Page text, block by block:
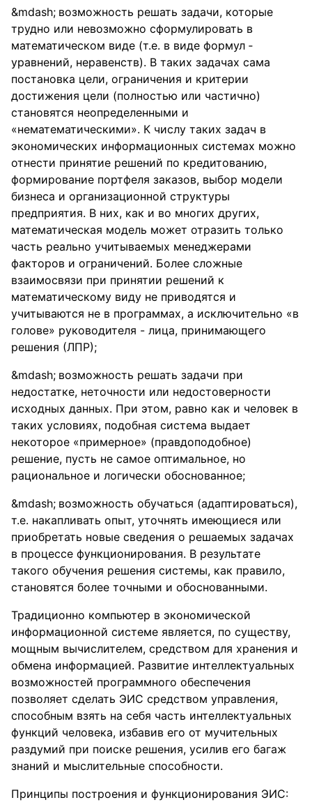
возможность решать задачи, которые
трудно или невозможно сформулировать в
математическом виде (т.е. в виде формул ‑
уравнений, неравенств). В таких задачах сама
постановка цели, ограничения и критерии
достижения цели (полностью или частично)
становятся неопределенными и
«нематематическими». К числу таких задач в
экономических информационных системах можно
отнести принятие решений по кредитованию,
формирование портфеля заказов, выбор модели
бизнеса и организационной структуры
предприятия. В них, как и во многих других,
математическая модель может отразить только
часть реально учитываемых менеджерами
факторов и ограничений. Более сложные
взаимосвязи при принятии решений к
математическому виду не приводятся и
учитываются не в программах, а исключительно «в
голове» руководителя - лица, принимающего
решения (ЛПР);
возможность решать задачи при
недостатке, неточности или недостоверности
исходных данных. При этом, равно как и человек в
таких условиях, подобная система выдает
некоторое «примерное» (правдоподобное)
решение, пусть не самое оптимальное, но
рациональное и логически обоснованное;
возможность обучаться (адаптироваться),
т.е. накапливать опыт, уточнять имеющиеся или
приобретать новые сведения о решаемых задачах
в процессе функционирования. В результате
такого обучения решения системы, как правило,
становятся более точными и обоснованными.
Традиционно компьютер в экономической
информационной системе является, по существу,
мощным вычислителем, средством для хранения и
обмена информацией. Развитие интеллектуальных
возможностей программного обеспечения
позволяет сделать ЭИС средством управления,
способным взять на себя часть интеллектуальных
функций человека, избавив его от мучительных
раздумий при поиске решения, усилив его багаж
знаний и мыслительные способности.
Принципы построения и функционирования ЭИС: